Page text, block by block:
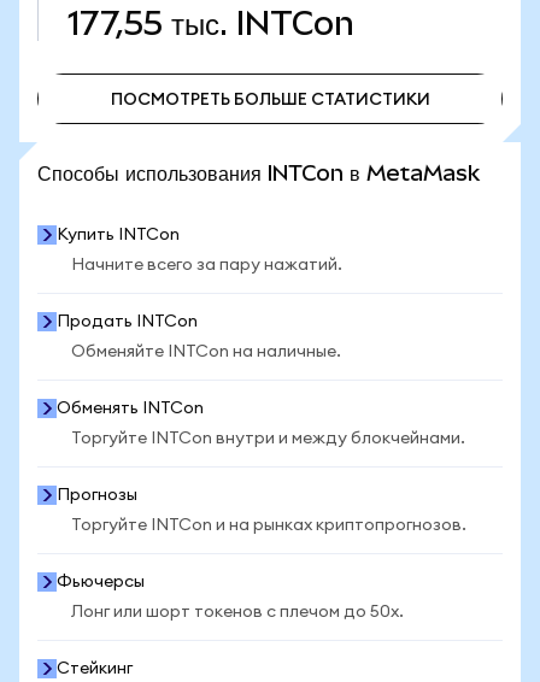
177,55 тыс. INTCon
ПОСМОТРЕТЬ БОЛЬШЕ СТАТИСТИКИ
Способы использования INTCon в MetaMask
Купить INTCon
Начните всего за пару нажатий.
Продать INTCon
Обменяйте INTCon на наличные.
Обменять INTCon
Торгуйте INTCon внутри и между блокчейнами.
Прогнозы
Торгуйте INTCon и на рынках криптопрогнозов.
Фьючерсы
Лонг или шорт токенов с плечом до 50x.
Стейкинг